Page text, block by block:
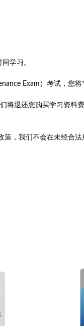
学习。
Exam）考试，您将
将退还您购买学习资料
策，我们不会在未经合